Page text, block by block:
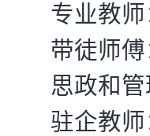
专业教
带徒师
思政和
驻企教